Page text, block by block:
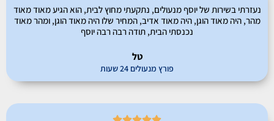
נעזרתי בשירות של יוסף מנעולים, נתקעתי מחוץ לבית, הוא הגיע מאוד מאוד
מהר, היה מאוד הוגן, היה מאוד אדיב, המחיר שלו היה מאוד הוגן, ומהר מאוד
נכנסתי הבית, תודה רבה רבה יוסף
טל
פורץ מנעולים 24 שעות